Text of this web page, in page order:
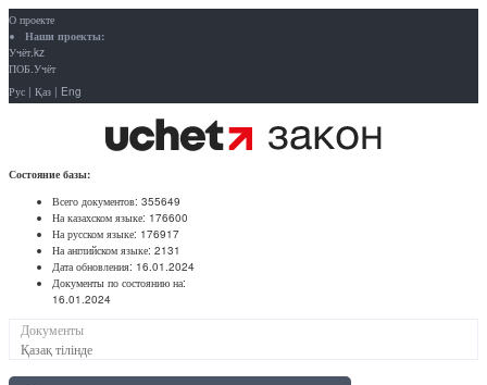
О проекте
Наши проекты:
Учёт.kz
ПОБ.Учёт
Рус | Қаз | Eng
Состояние базы:
Всего документов: 355649
На казахском языке: 176600
На русском языке: 176917
На английском языке: 2131
Дата обновления: 16.01.2024
Документы по состоянию на:
16.01.2024
Документы
Қазақ тілінде